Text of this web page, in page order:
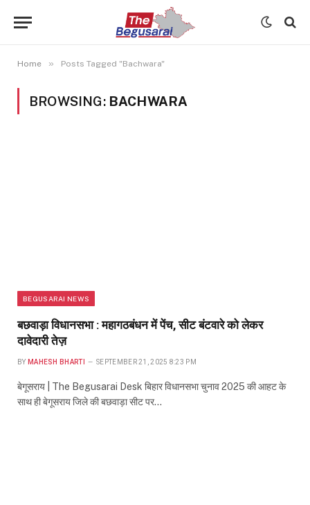
Home » Posts Tagged "Bachwara"
BROWSING: BACHWARA
BEGUSARAI NEWS
बछवाड़ा विधानसभा : महागठबंधन में पेंच, सीट बंटवारे को लेकर
दावेदारी तेज़
BY MAHESH BHARTI SEPTEMBER 21, 2025 8:23 PM
बेगूसराय | The Begusarai Desk बिहार विधानसभा चुनाव 2025 की आहट के
साथ ही बेगूसराय जिले की बछवाड़ा सीट पर…